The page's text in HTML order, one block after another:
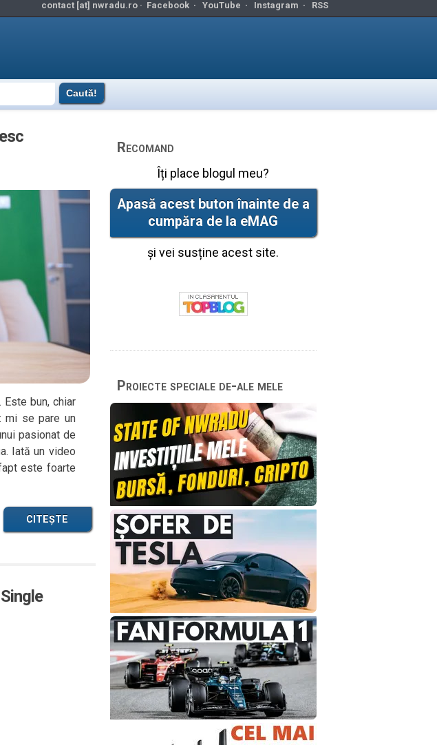
contact [at] nwradu.ro · Facebook· YouTube · Instagram · RSS
bun, chiar
mi se pare un
pasionat de
Iată un video
este foarte
CITEȘTE
Recomand
Îți place blogul meu?
Apasă acest buton înainte de a
cumpăra de la eMAG
și vei susține acest site.
Proiecte speciale de-ale mele